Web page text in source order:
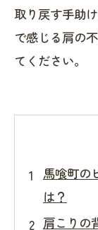
取り戻す手助
で感じる肩の
てください。
馬喰町の
は？
肩こりの